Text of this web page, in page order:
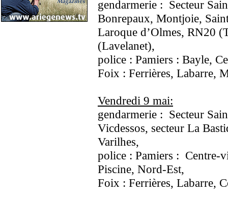
gendarmerie : Secteur
Bonrepaux, Montjoie,
Laroque d’Olmes, RN20
(Lavelanet),
police : Pamiers : Bayle,
Foix : Ferrières, Labarre,
Vendredi 9 mai:
gendarmerie : Secteur
Vicdessos, secteur La
Varilhes,
police : Pamiers : Centre-
Piscine, Nord-Est,
Foix : Ferrières, Labarre,